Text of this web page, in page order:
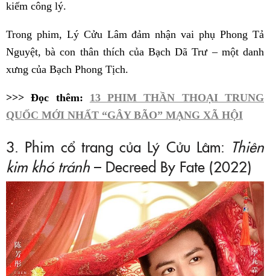
kiếm công lý.
Trong phim, Lý Cửu Lâm đảm nhận vai phụ Phong Tả
Nguyệt, bà con thân thích của Bạch Dã Trư – một danh
xưng của Bạch Phong Tịch.
>>> Đọc thêm: 13 PHIM THẦN THOẠI TRUNG
QUỐC MỚI NHẤT “GÂY BÃO” MẠNG XÃ HỘI
3. Phim cổ trang của Lý Cửu Lâm: Thiên
kim khó tránh – Decreed By Fate (2022)